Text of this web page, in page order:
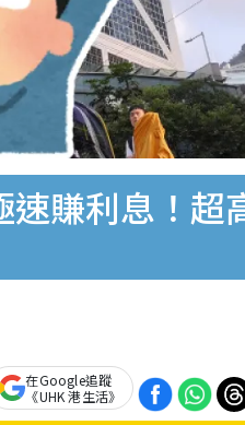
賺利息！超
在Google追蹤
《UHK 港生活》